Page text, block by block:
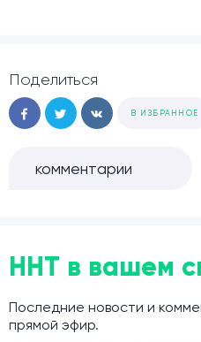
Поделиться
В ИЗБРАННОЕ
комментарии
ННТ в вашем
Последние новости и
прямой эфир.